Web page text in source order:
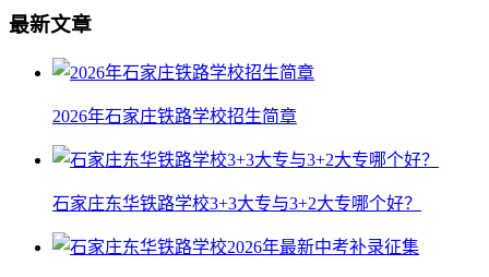
最新文章
2026年石家庄铁路学校招生简章
石家庄东华铁路学校3+3大专与3+2大专哪个好？